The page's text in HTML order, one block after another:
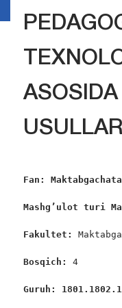
Fan:
Mashg’ulot turi
Fakultet:
Bosqich: 4
Guruh: